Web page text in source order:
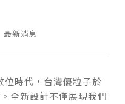
最新消息
位時代，台灣優粒子於
全新設計不僅展現我們